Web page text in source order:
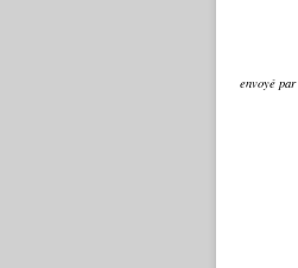
envoyé par